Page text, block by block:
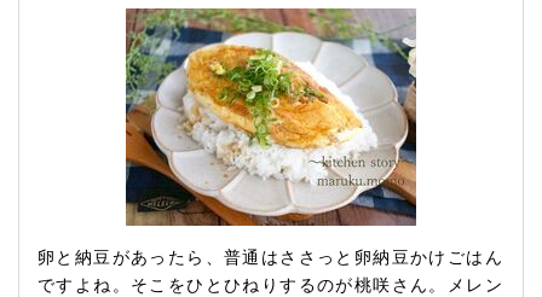
卵と納豆があったら、普通はささっと卵納豆かけごはん
ですよね。そこをひとひねりするのが桃咲さん。メレン